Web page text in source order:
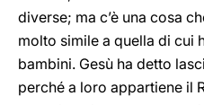
diverse; ma c’è una cosa
molto simile a quella di cui
bambini. Gesù ha detto
perché a loro appartiene il